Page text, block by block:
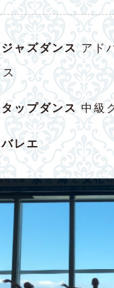
ジャズダンスアド
ス
タップダンス 中級
バレエ